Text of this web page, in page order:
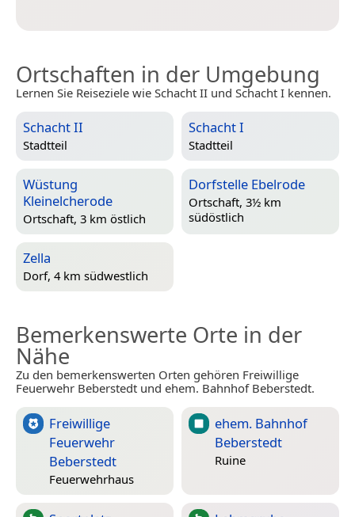
Ortschaften in der Umgebung
Lernen Sie Reiseziele wie Schacht II und Schacht I kennen.
Schacht II
Stadtteil
Schacht I
Stadtteil
Wüstung
Kleinelcherode
Ortschaft, 3 km östlich
Dorfstelle Ebelrode
Ortschaft, 3½ km
südöstlich
Zella
Dorf, 4 km südwestlich
Bemerkenswerte Orte in der
Nähe
Zu den bemerkenswerten Orten gehören Freiwillige
Feuerwehr Beberstedt und ehem. Bahnhof Beberstedt.
Freiwillige
Feuerwehr
Beberstedt
Feuerwehrhaus
ehem. Bahnhof
Beberstedt
Ruine